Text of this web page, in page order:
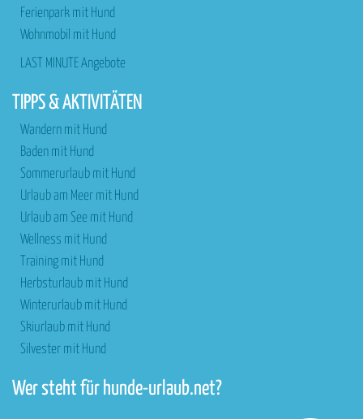
Ferienpark mit Hund
Wohnmobil mit Hund
LAST MINUTE Angebote
TIPPS & AKTIVITÄTEN
Wandern mit Hund
Baden mit Hund
Sommerurlaub mit Hund
Urlaub am Meer mit Hund
Urlaub am See mit Hund
Wellness mit Hund
Training mit Hund
Herbsturlaub mit Hund
Winterurlaub mit Hund
Skiurlaub mit Hund
Silvester mit Hund
Wer steht für hunde-urlaub.net?